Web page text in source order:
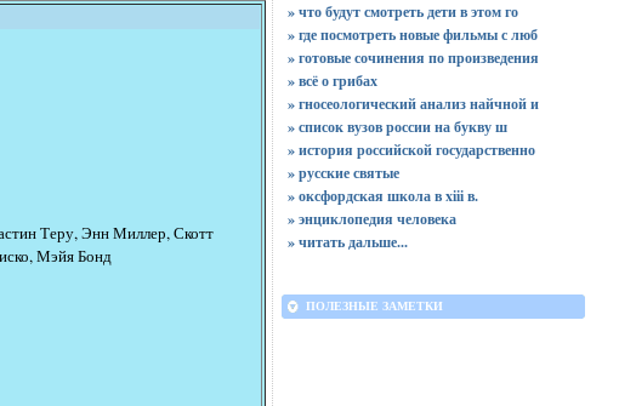
Теру, Энн Миллер, Скотт
Мэйя Бонд
» что будут смотреть дети в этом го
» где посмотреть новые фильмы с люб
» готовые сочинения по произведения
» всё о грибах
» гносеологический анализ найчной и
» список вузов россии на букву ш
» история российской государственно
» русские святые
» оксфордская школа в xiii в.
» энциклопедия человека
»читать дальше...
ПОЛЕЗНЫЕ ЗАМЕТКИ